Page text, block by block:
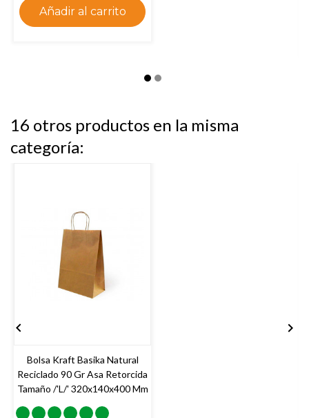
Añadir al carrito
16 otros productos en la misma
categoría:
Bolsa Kraft Basika Natural
Reciclado 90 Gr Asa Retorcida
Tamaño /'l/' 320x140x400 Mm
 